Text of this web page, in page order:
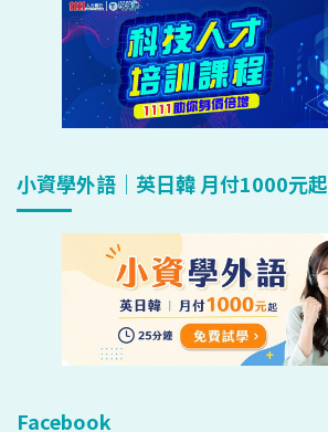
小資學外語｜英日韓 月付1000元起
Facebook